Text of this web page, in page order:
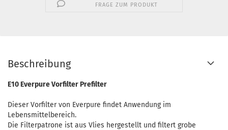
FRAGE ZUM PRODUKT
Beschreibung
E10 Everpure Vorfilter Prefilter
Dieser Vorfilter von Everpure findet Anwendung im
Lebensmittelbereich.
Die Filterpatrone ist aus Vlies hergestellt und filtert grobe